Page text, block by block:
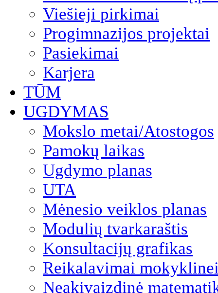
Viešieji pirkimai
Progimnazijos projektai
Pasiekimai
Karjera
TŪM
UGDYMAS
Mokslo metai/Atostogos
Pamokų laikas
Ugdymo planas
UTA
Mėnesio veiklos planas
Modulių tvarkaraštis
Konsultacijų grafikas
Reikalavimai
Neakivaizdinė